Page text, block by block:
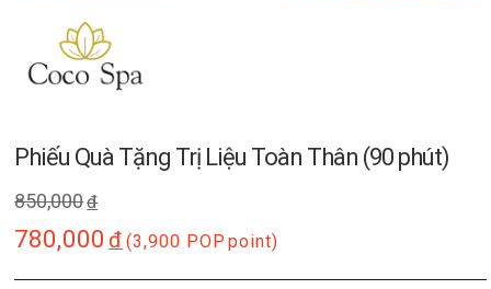
Phiếu Quà Tặng Trị Liệu Toàn Thân (90 phút)
850,000đ
780,000 đ (3,900 POP point)